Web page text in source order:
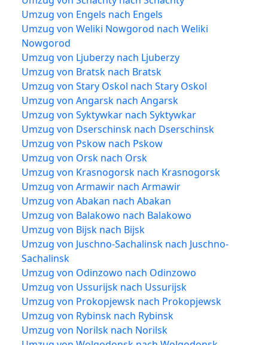
Umzug von Engels nach Engels
Umzug von Weliki Nowgorod nach Weliki
Nowgorod
Umzug von Ljuberzy nach Ljuberzy
Umzug von Bratsk nach Bratsk
Umzug von Stary Oskol nach Stary Oskol
Umzug von Angarsk nach Angarsk
Umzug von Syktywkar nach Syktywkar
Umzug von Dserschinsk nach Dserschinsk
Umzug von Pskow nach Pskow
Umzug von Orsk nach Orsk
Umzug von Krasnogorsk nach Krasnogorsk
Umzug von Armawir nach Armawir
Umzug von Abakan nach Abakan
Umzug von Balakowo nach Balakowo
Umzug von Bijsk nach Bijsk
Umzug von Juschno-Sachalinsk nach Juschno-
Sachalinsk
Umzug von Odinzowo nach Odinzowo
Umzug von Ussurijsk nach Ussurijsk
Umzug von Prokopjewsk nach Prokopjewsk
Umzug von Rybinsk nach Rybinsk
Umzug von Norilsk nach Norilsk